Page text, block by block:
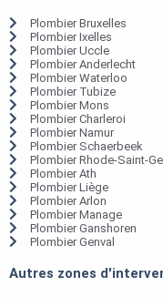
Plombier Bruxelles
Plombier Ixelles
Plombier Uccle
Plombier Anderlecht
Plombier Waterloo
Plombier Tubize
Plombier Mons
Plombier Charleroi
Plombier Namur
Plombier Schaerbeek
Plombier Rhode-Saint-
Plombier Ath
Plombier Liège
Plombier Arlon
Plombier Manage
Plombier Ganshoren
Plombier Genval
Autres zones